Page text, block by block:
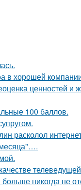
в хорошей
ценностей и
100 баллов.
расколол
никогда не